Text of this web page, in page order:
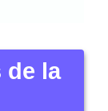
de la